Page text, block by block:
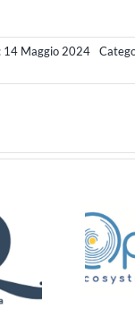
14 Maggio 2024